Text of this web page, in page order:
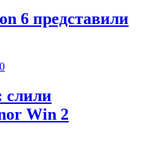
6 представили
0
слили
Win 2